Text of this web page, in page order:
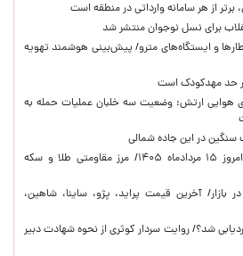
برتر از هر سامانه وارداتی در منطقه است
برای نسل نوجوان منتشر شد
و ایستگاه‌های مترو/ پیش‌بینی هوشمند تهویه
حد مهدکودک است
هوایی ارتش: وضعیت سه خلبان عملیات حمله به
سنگین در این جاده شمالی
قیمت جدید طلا و سکه امروز ۱۵ مردادماه ۱۴۰۵/ مرز مقاومتی طلا و سکه
آخرین قیمت پراید، پژو، ساینا، شاهین،
شد؟/ روایت سردار کوثری از نحوه شهادت دبیر